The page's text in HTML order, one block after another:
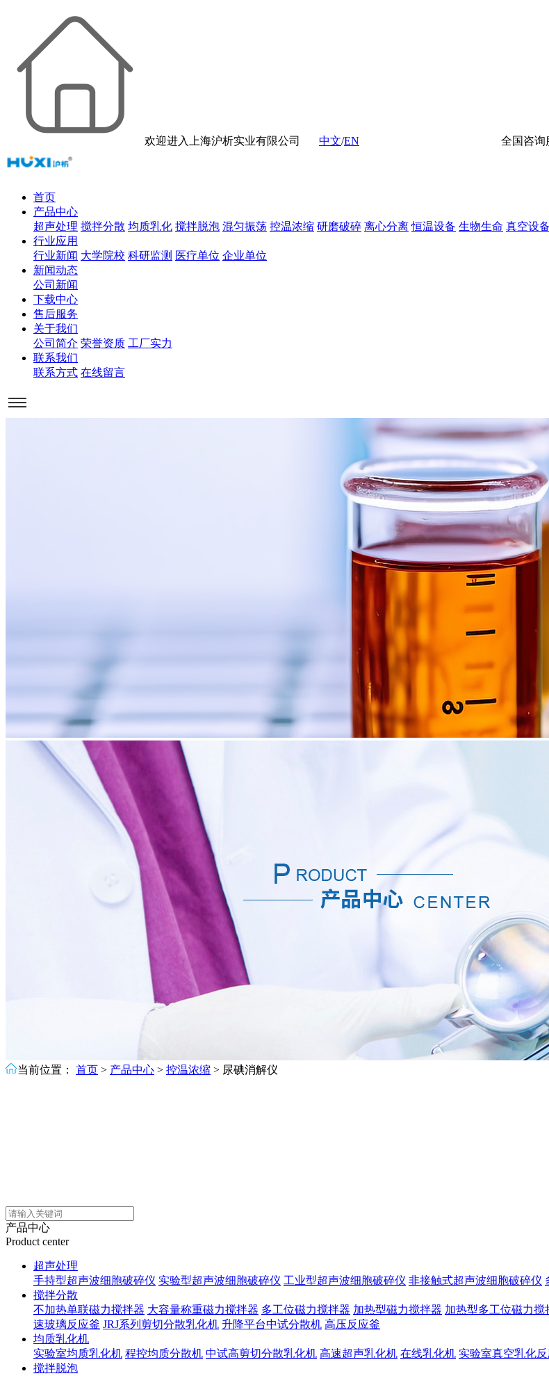
欢迎进入上海沪析实业有限公司 中文/EN 全国咨询
首页
产品中心
超声处理 搅拌分散 均质乳化 搅拌脱泡 混匀振荡 控温浓缩 研磨破碎 离心分离 恒温设备 生物生命 真空设备
行业应用
行业新闻 大学院校 科研监测 医疗单位 企业单位
新闻动态
公司新闻
下载中心
售后服务
关于我们
公司简介 荣誉资质 工厂实力
联系我们
联系方式 在线留言
当前位置： 首页 > 产品中心 > 控温浓缩 > 尿碘消解仪
产品中心
Product center
超声处理
手持型超声波细胞破碎仪 实验型超声波细胞破碎仪 工业型超声波细胞破碎仪 非接触式超声波细胞破碎仪
搅拌分散
不加热单联磁力搅拌器 大容量称重磁力搅拌器 多工位磁力搅拌器 加热型磁力搅拌器 加热型多工位磁力搅
速玻璃反应釜 JRJ系列剪切分散乳化机 升降平台中试分散机 高压反应釜
均质乳化机
实验室均质乳化机 程控均质分散机 中试高剪切分散乳化机 高速超声乳化机 在线乳化机 实验室真空乳化
搅拌脱泡